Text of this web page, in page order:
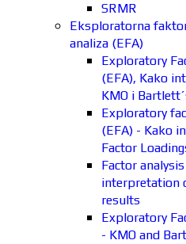
SRMR
Eksploratorna
analiza (EFA)
Exploratory
(EFA), Kako
KMO i
Exploratory
(EFA) - Kako
Factor
Factor
interpretation
results
Exploratory
- KMO and